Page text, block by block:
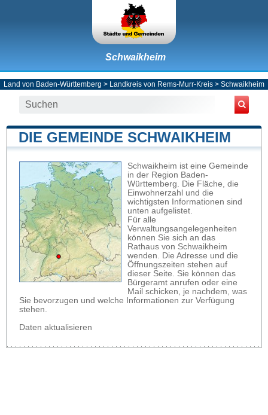
Schwaikheim
Land von Baden-Württemberg > Landkreis von Rems-Murr-Kreis > Schwaikheim
DIE GEMEINDE SCHWAIKHEIM
Schwaikheim ist eine Gemeinde
in der Region Baden-
Württemberg. Die Fläche, die
Einwohnerzahl und die
wichtigsten Informationen sind
unten aufgelistet.
Für alle
Verwaltungsangelegenheiten
können Sie sich an das
Rathaus von Schwaikheim
wenden. Die Adresse und die
Öffnungszeiten stehen auf
dieser Seite. Sie können das
Bürgeramt anrufen oder eine
Mail schicken, je nachdem, was
Sie bevorzugen und welche Informationen zur Verfügung
stehen.
Daten aktualisieren